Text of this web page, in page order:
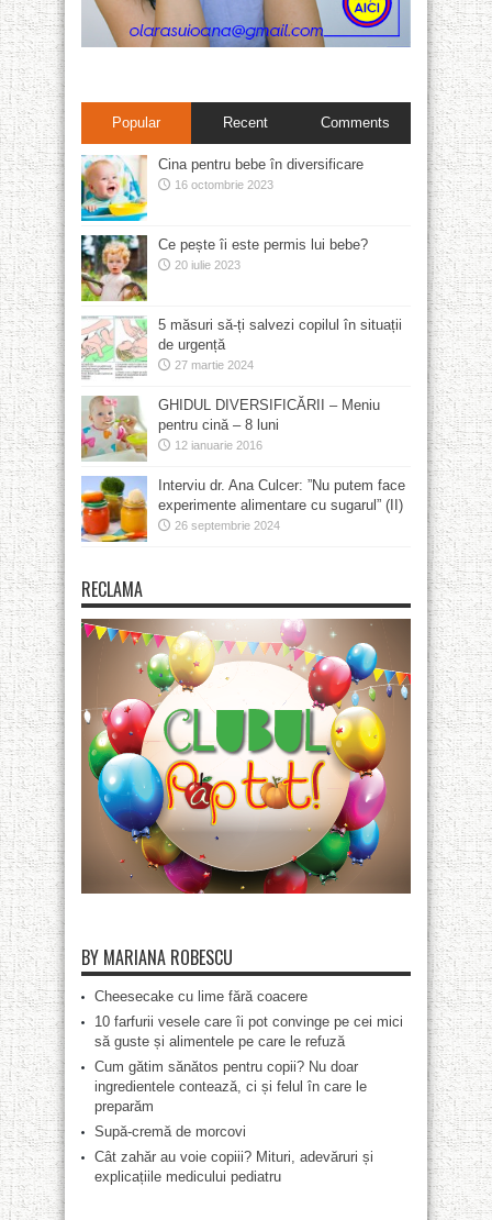
Popular Recent Comments
Cina pentru bebe în diversificare
16 octombrie 2023
Ce pește îi este permis lui bebe?
20 iulie 2023
5 măsuri să-ți salvezi copilul în situații
de urgență
27 martie 2024
GHIDUL DIVERSIFICĂRII – Meniu
pentru cină – 8 luni
12 ianuarie 2016
Interviu dr. Ana Culcer: ”Nu putem face
experimente alimentare cu sugarul” (II)
26 septembrie 2024
RECLAMA
BY MARIANA ROBESCU
Cheesecake cu lime fără coacere
10 farfurii vesele care îi pot convinge pe cei mici
să guste și alimentele pe care le refuză
Cum gătim sănătos pentru copii? Nu doar
ingredientele contează, ci și felul în care le
preparăm
Supă-cremă de morcovi
Cât zahăr au voie copiii? Mituri, adevăruri și
explicațiile medicului pediatru